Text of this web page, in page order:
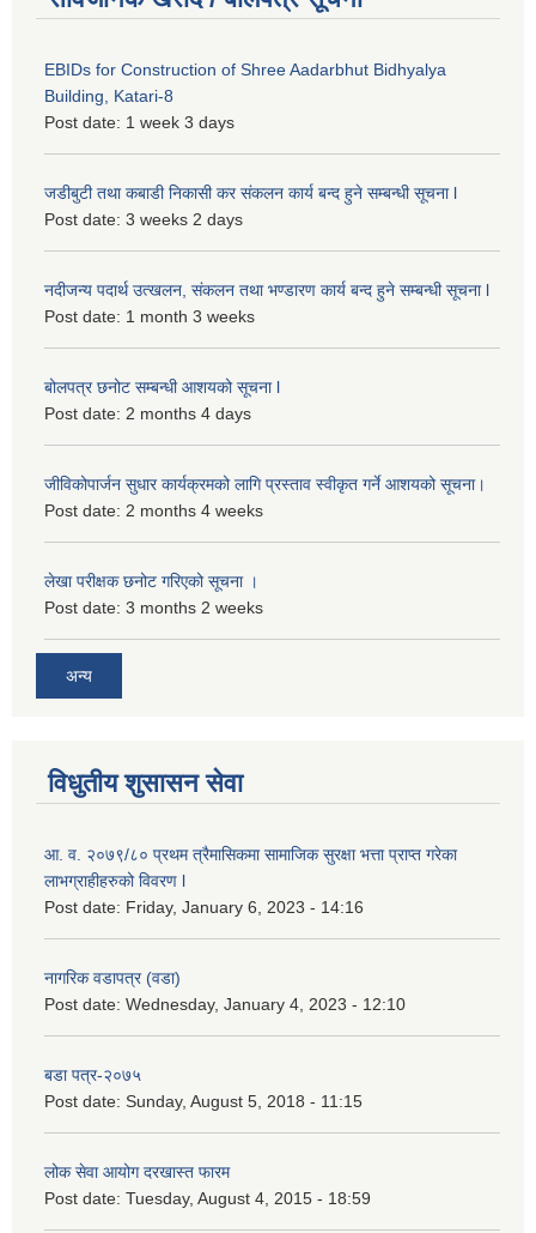
EBIDs for Construction of Shree Aadarbhut Bidhyalya
Building, Katari-8
Post date: 1 week 3 days
जडीबुटी तथा कबाडी निकासी कर संकलन कार्य बन्द हुने सम्बन्धी सूचना l
Post date: 3 weeks 2 days
नदीजन्य पदार्थ उत्खलन, संकलन तथा भण्डारण कार्य बन्द हुने सम्बन्धी सूचना l
Post date: 1 month 3 weeks
बोलपत्र छनोट सम्बन्धी आशयको सूचना l
Post date: 2 months 4 days
जीविकोपार्जन सुधार कार्यक्रमको लागि प्रस्ताव स्वीकृत गर्ने आशयको सूचना।
Post date: 2 months 4 weeks
लेखा परीक्षक छनोट गरिएको सूचना ।
Post date: 3 months 2 weeks
अन्य
विधुतीय शुसासन सेवा
आ. व. २०७९/८० प्रथम त्रैमासिकमा सामाजिक सुरक्षा भत्ता प्राप्त गरेका
लाभग्राहीहरुको विवरण l
Post date: Friday, January 6, 2023 - 14:16
नागरिक वडापत्र (वडा)
Post date: Wednesday, January 4, 2023 - 12:10
बडा पत्र-२०७५
Post date: Sunday, August 5, 2018 - 11:15
लोक सेवा आयोग दरखास्त फारम
Post date: Tuesday, August 4, 2015 - 18:59